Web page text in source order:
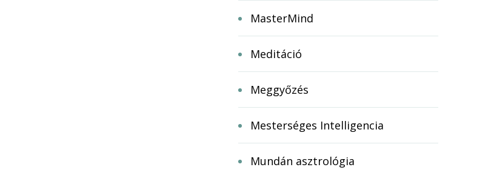
MasterMind
Meditáció
Meggyőzés
Mesterséges Intelligencia
Mundán asztrológia